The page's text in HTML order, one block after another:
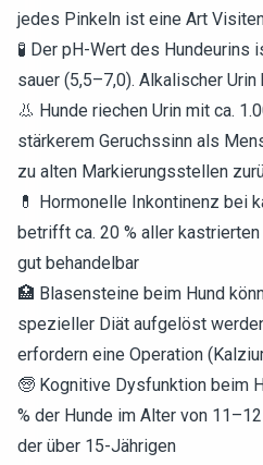
jedes Pinkeln ist eine Art
🧪 Der pH-Wert des
sauer (5,5–7,0). Alkalischer
👃 Hunde riechen Urin mit ca.
stärkerem Geruchssinn als
zu alten Markierungsstellen
💊 Hormonelle Inkontinenz bei
betrifft ca. 20 % aller
gut behandelbar
🏥 Blasensteine beim Hund
spezieller Diät aufgelöst
erfordern eine Operation
🧓 Kognitive Dysfunktion beim
% der Hunde im Alter von
der über 15-Jährigen